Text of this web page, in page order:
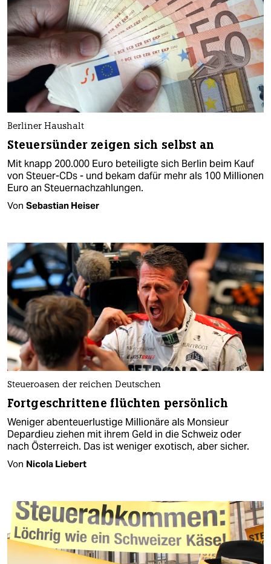
Berliner Haushalt
Steuersünder zeigen sich selbst an
Mit knapp 200.000 Euro beteiligte sich Berlin beim Kauf
von Steuer-CDs - und bekam dafür mehr als 100 Millionen
Euro an Steuernachzahlungen.
Von Sebastian Heiser
Steueroasen der reichen Deutschen
Fortgeschrittene flüchten persönlich
Weniger abenteuerlustige Millionäre als Monsieur
Depardieu ziehen mit ihrem Geld in die Schweiz oder
nach Österreich. Das ist weniger exotisch, aber sicher.
Von Nicola Liebert